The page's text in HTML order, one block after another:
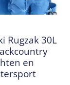
Rugzak 30L
en